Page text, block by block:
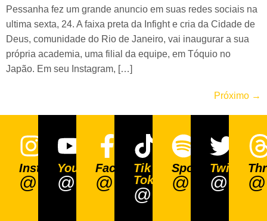
Pessanha fez um grande anuncio em suas redes sociais na
ultima sexta, 24. A faixa preta da Infight e cria da Cidade de
Deus, comunidade do Rio de Janeiro, vai inaugurar a sua
própria academia, uma filial da equipe, em Tóquio no
Japão. Em seu Instagram, […]
Próximo →
Instagram
@BjjCria
Youtube
@BjjCria
Facebook
@BjjCria
Tik
Tok
@BjjCria
Spotify
@BjjCria
Twitter